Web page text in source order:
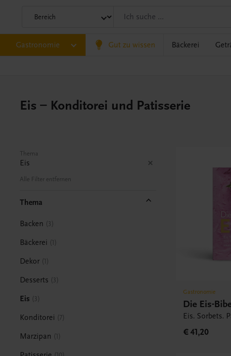
Gastronomie Gut zu wissen Bäckerei
Eis – Konditorei und Patisserie
Thema
Eis
Alle Filter entfernen
Thema
Backen 3
Bäckerei 1
Dekor 1
Desserts 3
Eis 3
Konditorei 7
Marzipan 1
Gastronomie
Die Eis-
Eis. Sorbets.
€ 41,20